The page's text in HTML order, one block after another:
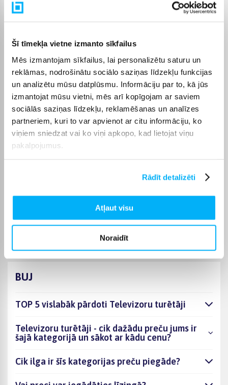
Šī tīmekļa vietne izmanto sīkfailus
Mēs izmantojam sīkfailus, lai personalizētu saturu un
reklāmas, nodrošinātu sociālo saziņas līdzekļu funkcijas
un analizētu mūsu datplūsmu. Informāciju par to, kā jūs
izmantojat mūsu vietni, mēs arī kopīgojam ar saviem
sociālās saziņas līdzekļu, reklamēšanas un analīzes
partneriem, kuri to var apvienot ar citu informāciju, ko
viņiem sniedzat vai ko viņi apkopo, kad lietojat viņu
pakalpojumus.
Rādīt detalizēti
Atļaut visu
Noraidīt
filtri palīdz sašaurināt kategorijas Televizoru turētāji izvēli pēc
ražotāja, cenas, īpašībām vai citiem svarīgiem parametriem,
Atverot konkrētās preces lapu, atradīsiet detalizētāku
informāciju par tehniskajiem datiem, piegādes termiņu,
apmaksas veidiem un pirkuma nosacījumiem, tāpēc lēmumu
pieņemt būs vieglāk.
Lielākas vērtības pirkumiem BIGBOX.LV piedāvā ērtu apmaksu
pa daļām – par pirkumu iespējams norēķināties 6 vienādos
maksājumos. Tas ļauj ērtāk plānot izdevumus un izvēlēties sev
piemērotu apmaksas veidu. Pasūtījumi tiek piegādāti visā
Latvijā: piegāde uz pakomātiem maksā no 2,99 €, bet
pasūtījumiem virs 499 € piegāde uz pakomātu ir bez maksas;
kurjera piegādes cena sākas no 3,99 €. Precīzs katras preces
Izvēloties piemērotu preci no kategorijas Televizoru turētāji,
termiņā un pirkumu internetā varētu saņemt bez liekas
kavēšanās.
BUJ
TOP 5 vislabāk pārdoti Televizoru turētāji
Televizoru turētāji - cik dažādu preču jums ir
šajā kategorijā un sākot ar kādu cenu?
Cik ilga ir šīs kategorijas preču piegāde?